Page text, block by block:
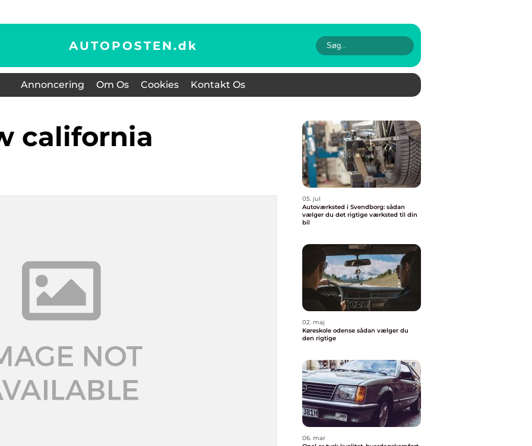
AUTOPOSTEN.dk
Annoncering Om Os Cookies Kontakt Os
california
05. jul
Autoværksted i Svendborg: sådan
vælger du det rigtige værksted til din
bil
02. maj
Køreskole odense sådan vælger du
den rigtige
06. mar